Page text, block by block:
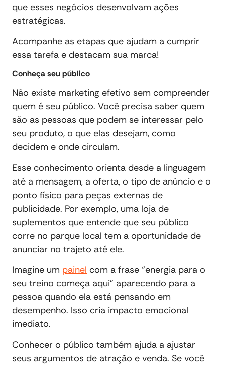
que esses negócios desenvolvam ações
estratégicas.
Acompanhe as etapas que ajudam a cumprir
essa tarefa e destacam sua marca!
Conheça seu público
Não existe marketing efetivo sem compreender
quem é seu público. Você precisa saber quem
são as pessoas que podem se interessar pelo
seu produto, o que elas desejam, como
decidem e onde circulam.
Esse conhecimento orienta desde a linguagem
até a mensagem, a oferta, o tipo de anúncio e o
ponto físico para peças externas de
publicidade. Por exemplo, uma loja de
suplementos que entende que seu público
corre no parque local tem a oportunidade de
anunciar no trajeto até ele.
Imagine um painel com a frase “energia para o
seu treino começa aqui” aparecendo para a
pessoa quando ela está pensando em
desempenho. Isso cria impacto emocional
imediato.
Conhecer o público também ajuda a ajustar
seus argumentos de atração e venda. Se você